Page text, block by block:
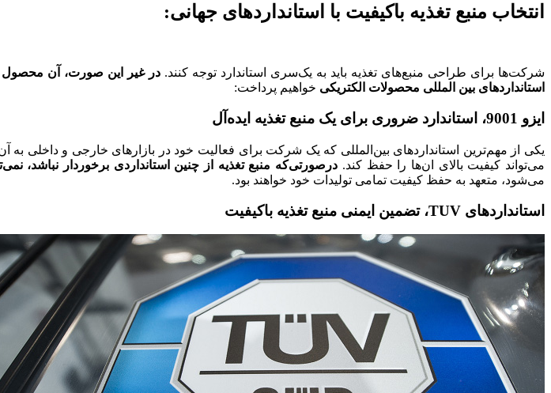
انتخاب منبع تغذیه باکیفیت با استانداردهای جهانی:
شرکت‌ها برای طراحی منبع‌های تغذیه باید به یک‌سری استاندارد توجه کنند.در غیر این صورت، آن محصول
استانداردهای بین المللی محصولات الکتریکی خواهیم پرداخت:
ایزو 9001، استاندارد ضروری برای یک منبع تغذیه ایده‌آل
یکی از مهم‌ترین استانداردهای بین‌المللی که یک شرکت برای فعالیت خود در بازارهای خارجی و داخلی به آن
می‌تواند کیفیت بالای ان‌ها را حفظ کند. درصورتی‌که منبع تغذیه از چنین استانداردی برخوردار نباشد،
می‌شود، متعهد به حفظ کیفیت تمامی تولیدات خود خواهند بود.
استانداردهای TUV، تضمین ایمنی منبع تغذیه باکیفیت